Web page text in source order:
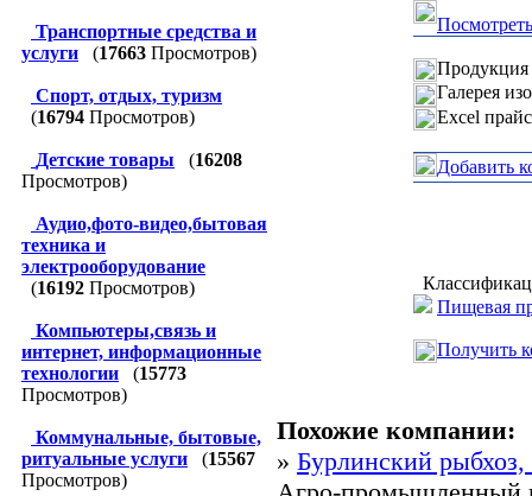
Транспортные средства и
услуги
(17663 Просмотров)
Спорт, отдых, туризм
(16794 Просмотров)
Детские товары (16208
Просмотров)
Аудио,фото-видео,бытовая
техника и
электрооборудование
(16192 Просмотров)
Компьютеры,связь и
интернет, информационные
технологии
(15773
Просмотров)
Коммунальные, бытовые,
ритуальные услуги
(15567
Просмотров)
Продукция
Галерея
Excel
Добавить
Пищевая
Получить
Похожие компании:
» Бурлинский